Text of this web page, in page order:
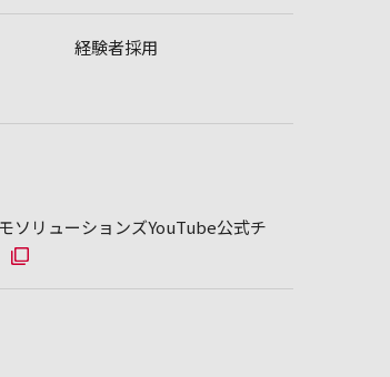
経験者採用
ソリューションズYouTube公式チ